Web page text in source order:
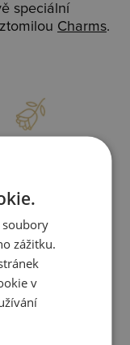
speciální
Charms.
více
zážitku.
v